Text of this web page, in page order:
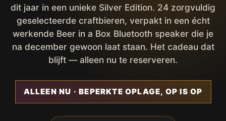
dit jaar in een unieke Silver Edition. 24 zorgvuldig
geselecteerde craftbieren, verpakt in een écht
werkende Beer in a Box Bluetooth speaker die je
na december gewoon laat staan. Het cadeau dat
blijft — alleen nu te reserveren.
ALLEEN NU · BEPERKTE OPLAGE, OP IS OP